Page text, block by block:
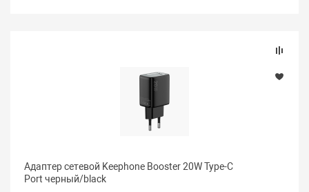
Адаптер сетевой Keephone Booster 20W Type-C
Port черный/black